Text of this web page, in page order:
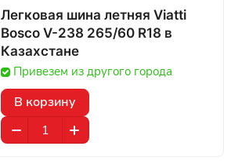
Легковая шина летняя Viatti
Bosco V-238 265/60 R18 в
Казахстане
Привезем из другого города
В корзину